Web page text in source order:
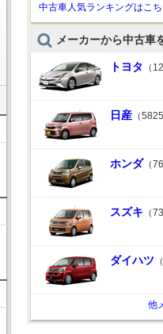
中古車人気ランキングはこち
メーカーから中古車
トヨタ （
日産 （
ホンダ （
スズキ （
ダイハツ
他